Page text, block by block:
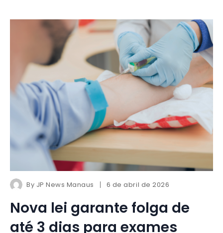
By JP News Manaus 6 de abril de 2026
Nova lei garante folga de
até 3 dias para exames